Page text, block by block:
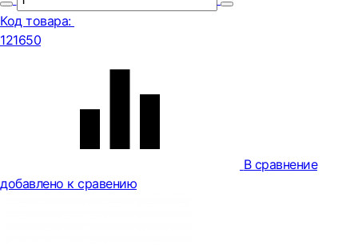
Код товара:
121650
В сравнение
добавлено к сравению